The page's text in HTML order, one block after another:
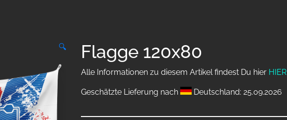
🔍 Flagge 120x80
Alle Informationen zu diesem Artikel findest Du hier HIER
Geschätzte Lieferung nach Deutschland: 25.09.2026